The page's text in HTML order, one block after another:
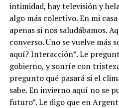
intimidad, hay televisión y
algo más colectivo. En mi
apenas si nos saludábamos.
converso. Uno se vuelve más
aquí? Interacción”. Le
gobierno, y sonríe con
pregunto qué pasará si el
sabe. En invierno aquí no se
futuro”. Le digo que en